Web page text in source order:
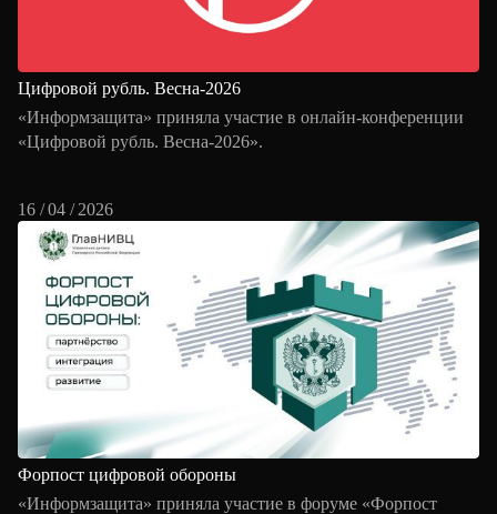
Цифровой рубль. Весна-2026
«Информзащита» приняла участие в онлайн-конференции
«Цифровой рубль. Весна-2026».
16 / 04 / 2026
Форпост цифровой обороны
«Информзащита» приняла участие в форуме «Форпост